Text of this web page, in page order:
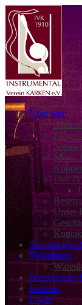
Über uns
Music
Den
Unser
Ticketshop
Datenschutz
Internes
Login